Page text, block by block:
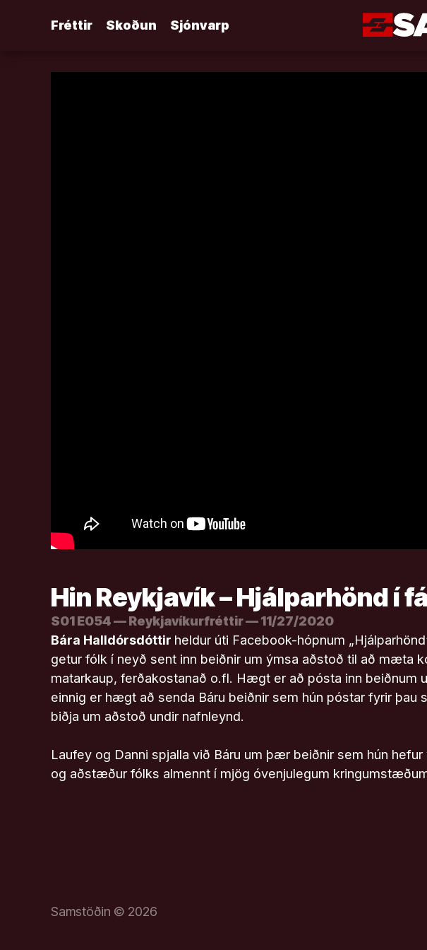
Fréttir Skoðun Sjónvarp
Hin Reykjavík – Hjálparhönd í
S01 E054 — Reykjavíkurfréttir — 11/27/2020
Bára Halldórsdóttir heldur úti Facebook-hópnum
getur fólk í neyð sent inn beiðnir um ýmsa aðstoð til að mæta
matarkaup, ferðakostanað o.fl. Hægt er að pósta inn beiðnum
einnig er hægt að senda Báru beiðnir sem hún póstar fyrir þau
biðja um aðstoð undir nafnleynd.
Laufey og Danni spjalla við Báru um þær beiðnir sem hún
og aðstæður fólks almennt í mjög óvenjulegum
Samstöðin © 2026